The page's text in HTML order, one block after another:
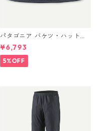
パタゴニア バケツ・ハット 3
3595 ’95 Oval Logo: Smold
er Blue
¥6,793
5%OFF